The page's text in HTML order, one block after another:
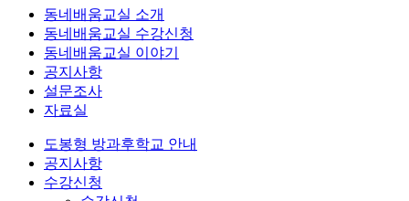
동네배움교실 소개
동네배움교실 수강신청
동네배움교실 이야기
공지사항
설문조사
자료실
도봉형 방과후학교 안내
공지사항
수강신청